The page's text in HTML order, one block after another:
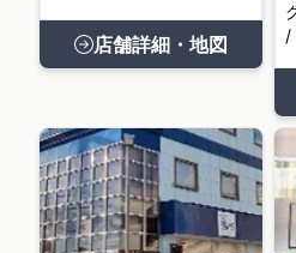
店舗詳細・地図
/